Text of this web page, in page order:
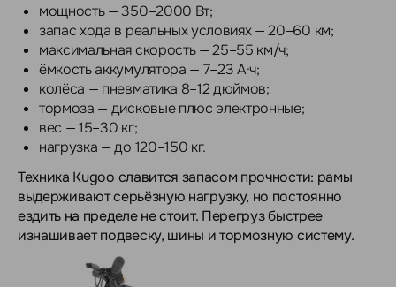
мощность — 350–2000 Вт;
запас хода в реальных условиях — 20–60 км;
максимальная скорость — 25–55 км/ч;
ёмкость аккумулятора — 7–23 А·ч;
колёса — пневматика 8–12 дюймов;
тормоза — дисковые плюс электронные;
вес — 15–30 кг;
нагрузка — до 120–150 кг.
Техника Kugoo славится запасом прочности: рамы
выдерживают серьёзную нагрузку, но постоянно
ездить на пределе не стоит. Перегруз быстрее
изнашивает подвеску, шины и тормозную систему.